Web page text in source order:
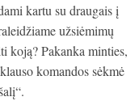
kartu su draugais į
užsiėmimų
koją? Pakanka minties,
komandos sėkmė